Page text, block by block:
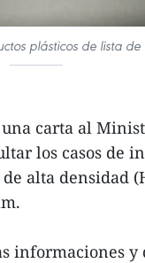
plásticos de lista
carta al
los casos de
alta densidad
informaciones y